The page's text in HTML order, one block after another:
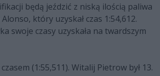
będą jeździć z niską ilością paliwa
który uzyskał czas 1:54,612.
swoje czasy uzyskała na twardszym
(1:55,511). Witalij Pietrow był 13.